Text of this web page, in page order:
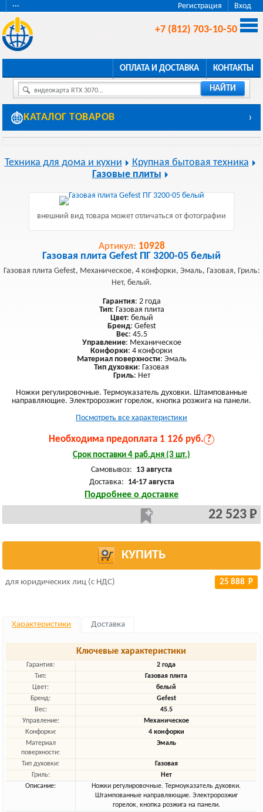
Регистрация Вход
···
+7 (812) 703-10-50
ОПЛАТА И ДОСТАВКА КОНТАКТЫ
видеокарта RTX 3070... НАЙТИ
КАТАЛОГ ТОВАРОВ ›
Техника для дома и кухни
Крупная бытовая техника
Газовые плиты
внешний вид товара может отличаться от фотографии
Артикул: 10928
Газовая плита Gefest ПГ 3200-05 белый
Газовая плита Gefest, Механическое, 4 конфорки, Эмаль, Газовая, Гриль:
Нет, белый.
Гарантия: 2 года
Тип: Газовая плита
Цвет: белый
Бренд: Gefest
Вес: 45.5
Управление: Механическое
Конфорки: 4 конфорки
Материал поверхности: Эмаль
Тип духовки: Газовая
Гриль: Нет
Ножки регулировочные. Термоуказатель духовки. Штампованные
направляющие. Электророзжиг горелок, кнопка розжига на панели.
Посмотреть все характеристики
Необходима предоплата 1 126 руб. ?
Срок поставки 4 раб.дня (3 шт.)
Самовывоз: 13 августа
Доставка: 14-17 августа
Подробнее о доставке
22 523 Р
КУПИТЬ
для юридических лиц (с НДС) 25 888 Р
Характеристики Доставка
Ключевые характеристики
Гарантия:
2 года
Тип:
Газовая плита
Цвет:
белый
Бренд:
Gefest
Вес:
45.5
Управление:
Механическое
Конфорки:
4 конфорки
Материал
поверхности:
Эмаль
Тип духовки:
Газовая
Гриль:
Нет
Описание:
Ножки регулировочные. Термоуказатель духовки.
Штампованные направляющие. Электророзжиг
горелок, кнопка розжига на панели.